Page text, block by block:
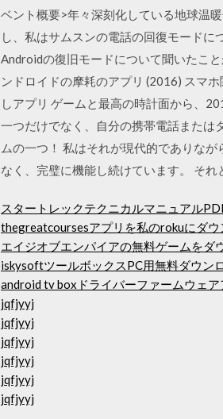
ベント概要>年々深刻化している地球温
し、私はサムスンの電話の回復モード
Androidの復旧モードについて聞いたこ
ンドロイドの摩耗のアプリ (2016) スマ
しアプリ ゲームと最高の時計面から、
一つだけでなく、自分の携帯電話または
ムの一つ！ 私はそれが現代的でありな
なく、完璧に機能し続けています。 そ
スタートレックテクニカルマニュアル
thegreatcoursesアプリを私のrokuにダ
エイジオブエンパイアの無料ゲームをダ
iskysoftツールボックスPC用無料ダウン
android tv boxドライバーファームウェ
jqfjyyj
jqfjyyj
jqfjyyj
jqfjyyj
jqfjyyj
jqfjyyj